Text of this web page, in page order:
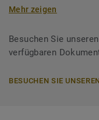
Mehr zeigen
Besuchen Sie
verfügbaren
BESUCHEN SIE